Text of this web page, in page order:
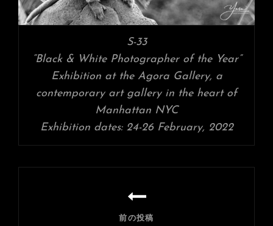
S-33
“Black & White Photographer of the Year”
Exhibition at the Agora Gallery, a
contemporary art gallery in the heart of
Manhattan NYC
Exhibition dates: 24-26 February, 2022
前の投稿